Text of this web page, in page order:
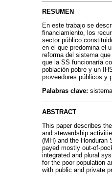
RESUMEN
En este trabajo se
financiamiento, los
sector público
en el que predomina el
reforma del sistema
que la SS funcionaría
población pobre y un
proveedores públicos y
Palabras clave:
ABSTRACT
This paper describes
and stewardship
(MH) and the
payed mostly out-of-
integrated and plural
for the poor population
with public and private